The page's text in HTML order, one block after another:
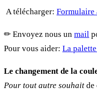
105.00 €
A télécharger: Formulaire
✏︎ Envoyez nous un mail
Pour vous aider: La
Le changement de la
Pour tout autre souhait de